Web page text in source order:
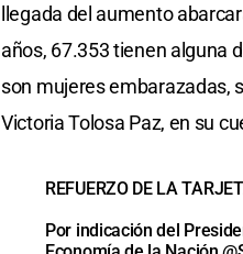
llegada del aumento
años, 67.353 tienen alguna
son mujeres embarazadas,
Victoria Tolosa Paz, en su
REFUERZO DE LA
Por indicación del